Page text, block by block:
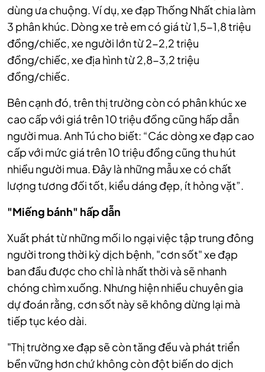
dùng ưa chuộng. Ví dụ, xe đạp Thống Nhất chia làm
3 phân khúc. Dòng xe trẻ em có giá từ 1,5-1,8 triệu
đồng/chiếc, xe người lớn từ 2-2,2 triệu
đồng/chiếc, xe địa hình từ 2,8-3,2 triệu
đồng/chiếc.
Bên cạnh đó, trên thị trường còn có phân khúc xe
cao cấp với giá trên 10 triệu đồng cũng hấp dẫn
người mua. Anh Tú cho biết: “Các dòng xe đạp cao
cấp với mức giá trên 10 triệu đồng cũng thu hút
nhiều người mua. Đây là những mẫu xe có chất
lượng tương đối tốt, kiểu dáng đẹp, ít hỏng vặt”.
"Miếng bánh" hấp dẫn
Xuất phát từ những mối lo ngại việc tập trung đông
người trong thời kỳ dịch bệnh, "cơn sốt" xe đạp
ban đầu được cho chỉ là nhất thời và sẽ nhanh
chóng chìm xuống. Nhưng hiện nhiều chuyên gia
dự đoán rằng, cơn sốt này sẽ không dừng lại mà
tiếp tục kéo dài.
"Thị trường xe đạp sẽ còn tăng đều và phát triển
bền vững hơn chứ không còn đột biến do dịch